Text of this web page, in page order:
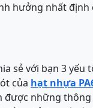
hưởng nhất
sẻ với bạn 3
của hạt nhựa
được những